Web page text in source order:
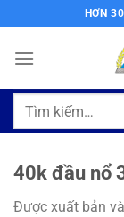
qua
nội
HƠN
Tìm
40k đầu nổ
Được xuất bản